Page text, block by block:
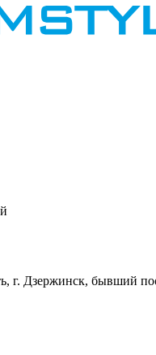
г. Дзержинск, бывший